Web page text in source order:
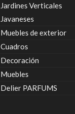
Jardines Verticales
Javaneses
Muebles de exterior
Cuadros
Decoración
Muebles
Delier PARFUMS